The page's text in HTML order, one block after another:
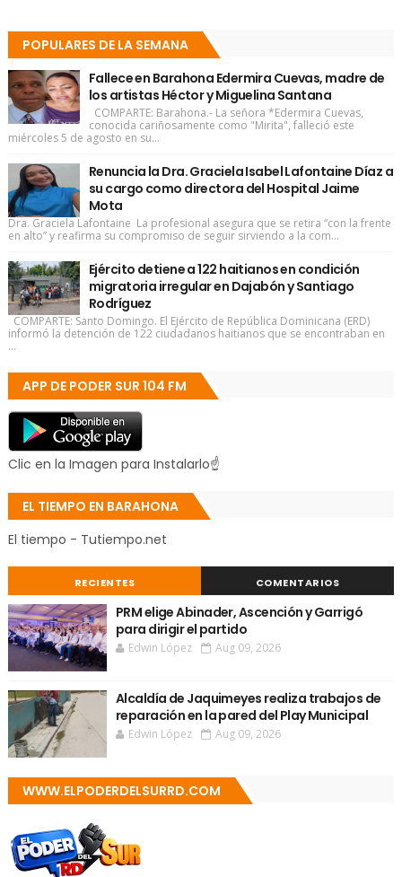
POPULARES DE LA SEMANA
Fallece en Barahona Edermira Cuevas, madre de
los artistas Héctor y Miguelina Santana
COMPARTE: Barahona.- La señora *Edermira Cuevas,
conocida cariñosamente como "Mirita", falleció este
miércoles 5 de agosto en su...
Renuncia la Dra. Graciela Isabel Lafontaine Díaz a
su cargo como directora del Hospital Jaime
Mota
Dra. Graciela Lafontaine La profesional asegura que se retira “con la frente
en alto” y reafirma su compromiso de seguir sirviendo a la com...
Ejército detiene a 122 haitianos en condición
migratoria irregular en Dajabón y Santiago
Rodríguez
COMPARTE: Santo Domingo. El Ejército de República Dominicana (ERD)
informó la detención de 122 ciudadanos haitianos que se encontraban en
...
APP DE PODER SUR 104 FM
Clic en la Imagen para Instalarlo☝
EL TIEMPO EN BARAHONA
El tiempo - Tutiempo.net
RECIENTES COMENTARIOS
PRM elige Abinader, Ascención y Garrigó
para dirigir el partido
Edwin López Aug 09, 2026
Alcaldía de Jaquimeyes realiza trabajos de
reparación en la pared del Play Municipal
Edwin López Aug 09, 2026
WWW.ELPODERDELSURRD.COM